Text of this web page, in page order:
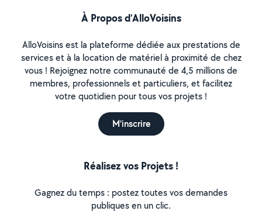
À Propos d’AlloVoisins
AlloVoisins est la plateforme dédiée aux prestations de
services et à la location de matériel à proximité de chez
vous ! Rejoignez notre communauté de 4,5 millions de
membres, professionnels et particuliers, et facilitez
votre quotidien pour tous vos projets !
M'inscrire
Réalisez vos Projets !
Gagnez du temps : postez toutes vos demandes
publiques en un clic.